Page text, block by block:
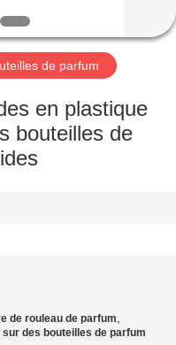
de parfum
en plastique
bouteilles de
de rouleau de parfum,
des bouteilles de parfum